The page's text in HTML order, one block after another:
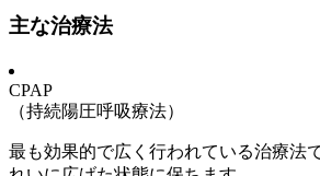
主な治療法
CPAP
（持続陽圧呼吸療法）
最も効果的で広く行われている治療法